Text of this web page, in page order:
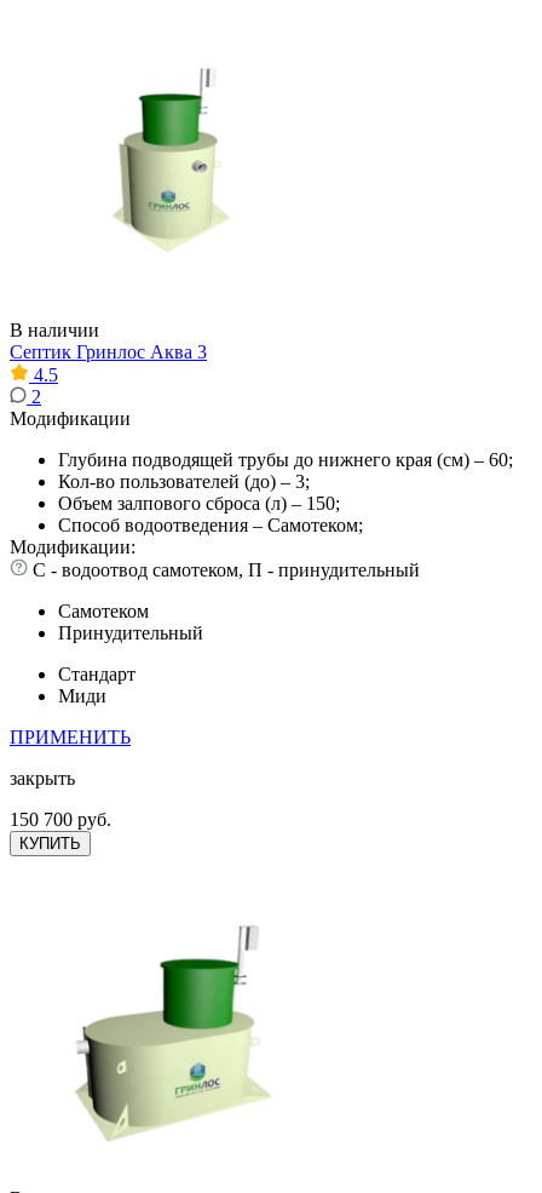
В наличии
Септик Гринлос Аква 3
4.5
2
Модификации
Глубина подводящей трубы до нижнего края (см) – 60;
Кол-во пользователей (до) – 3;
Объем залпового сброса (л) – 150;
Способ водоотведения – Самотеком;
Модификации:
С - водоотвод самотеком, П - принудительный
Самотеком
Принудительный
Стандарт
Миди
ПРИМЕНИТЬ
закрыть
150 700 руб.
КУПИТЬ